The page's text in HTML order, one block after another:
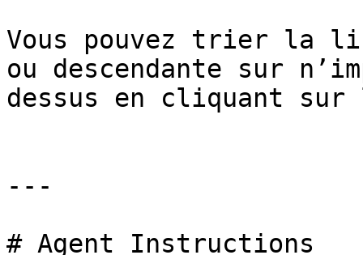
Vous pouvez trier la
ou descendante sur
dessus en cliquant
---
# Agent Instructions